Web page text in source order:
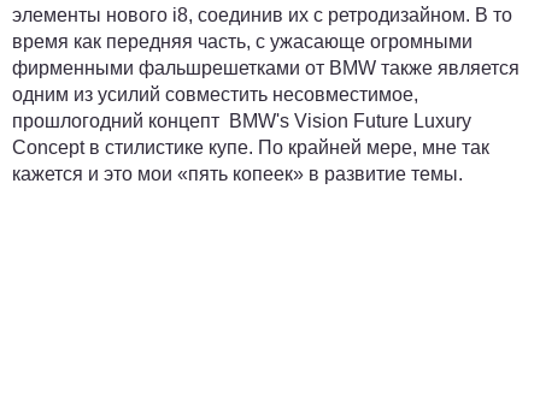
элементы нового i8, соединив их с ретродизайном. В то
время как передняя часть, с ужасающе огромными
фирменными фальшрешетками от BMW также является
одним из усилий совместить несовместимое,
прошлогодний концепт BMW's Vision Future Luxury
Concept в стилистике купе. По крайней мере, мне так
кажется и это мои «пять копеек» в развитие темы.